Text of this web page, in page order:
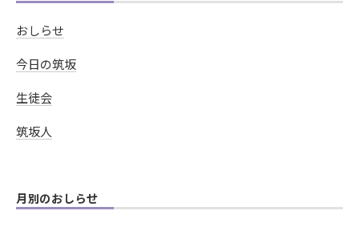
おしらせ
今日の筑坂
生徒会
筑坂人
月別のおしらせ